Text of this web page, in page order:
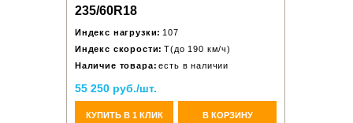
235/60R18
Индекс нагрузки: 107
Индекс скорости: T(до 190 км/ч)
Наличие товара: есть в наличии
55 250 руб./шт.
КУПИТЬ В 1 КЛИК В КОРЗИНУ